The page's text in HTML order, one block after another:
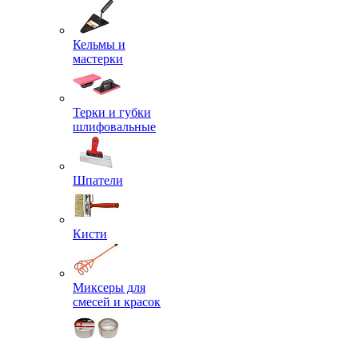
Кельмы и
мастерки
Терки и губки
шлифовальные
Шпатели
Кисти
Миксеры для
смесей и красок